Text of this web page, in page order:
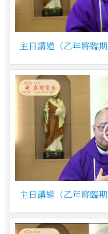
主日講道（乙年將臨
主日講道（乙年將臨